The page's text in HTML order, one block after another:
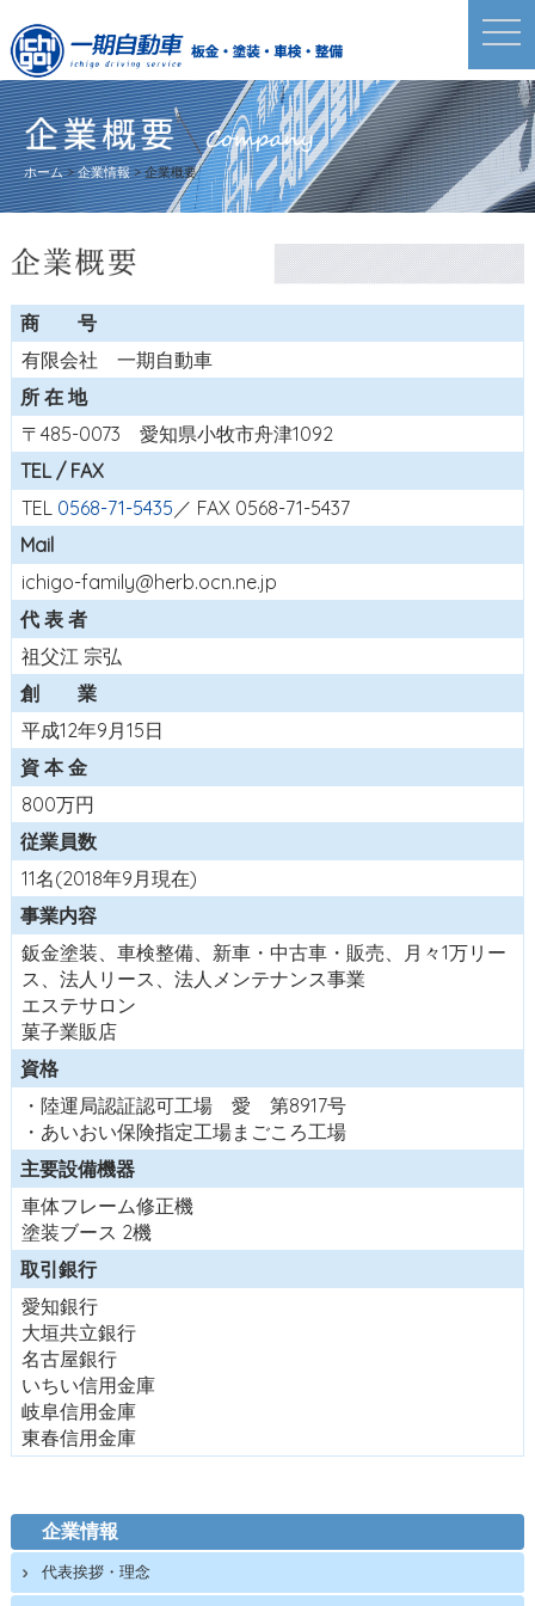
ホーム>企業情報>企業概要
商 号
有限会社 一期自動車
所 在 地
〒485-0073 愛知県小牧市舟津1092
TEL / FAX
TEL 0568-71-5435 ／ FAX 0568-71-5437
Mail
ichigo-family@herb.ocn.ne.jp
代 表 者
祖父江 宗弘
創 業
平成12年9月15日
資 本 金
800万円
従業員数
11名(2018年9月現在)
事業内容
鈑金塗装、車検整備、新車・中古車・販売、月々1万リー
ス、法人リース、法人メンテナンス事業
エステサロン
菓子業販店
資格
・陸運局認証認可工場 愛 第8917号
・あいおい保険指定工場まごころ工場
主要設備機器
車体フレーム修正機
塗装ブース 2機
取引銀行
愛知銀行
大垣共立銀行
名古屋銀行
いちい信用金庫
岐阜信用金庫
東春信用金庫
企業情報
代表挨拶・理念